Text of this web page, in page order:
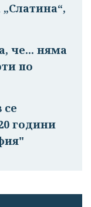
че... няма
по
години